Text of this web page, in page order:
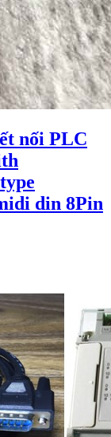
nối PLC
din 8Pin